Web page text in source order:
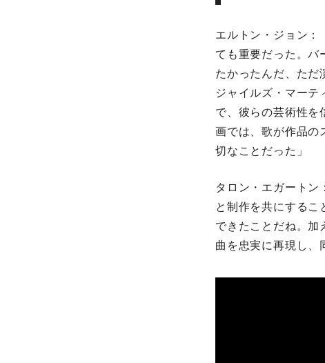
エルトン・ジョン：
ても重要だった。バ
たかったんだ、ただ
ジャイルズ・マーテ
で、彼らの芸術性を
画では、歌が作品の
切なことだった」
タロン・エガートン
と制作を共にするこ
できたことだね。加
曲を忠実に再現し、